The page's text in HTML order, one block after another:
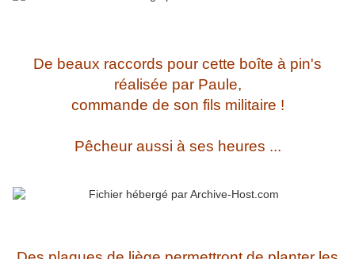
De beaux raccords pour cette boîte à pin's
réalisée par Paule,
commande de son fils militaire !
Pêcheur aussi à ses heures ...